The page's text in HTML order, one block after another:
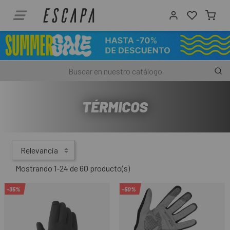
TÉRMICOS
Relevancia
Mostrando 1-24 de 60 producto(s)
-35% -50%